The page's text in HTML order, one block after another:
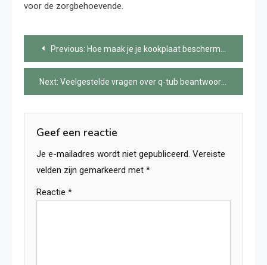
voor de zorgbehoevende.
Bericht
navigatie
Previous: Hoe maak je je kookplaat beschermer gebruiksvriendelijk?
Next: Veelgestelde vragen over q-tub beantwoord
Geef een reactie
Je e-mailadres wordt niet gepubliceerd. Vereiste
velden zijn gemarkeerd met *
Reactie *